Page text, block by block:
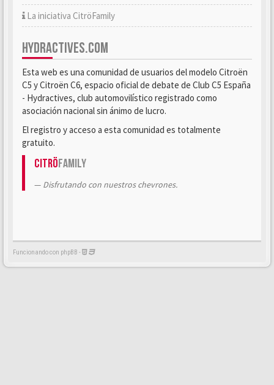
La iniciativa CitröFamily
HYDRACTIVES.COM
Esta web es una comunidad de usuarios del modelo Citroën
C5 y Citroën C6, espacio oficial de debate de Club C5 España
- Hydractives, club automovilístico registrado como
asociación nacional sin ánimo de lucro.
El registro y acceso a esta comunidad es totalmente
gratuito.
CitröFamily
Disfrutando con nuestros chevrones.
Funcionando con phpBB -